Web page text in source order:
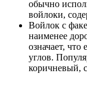
обычно
войлоки,
Войлок с
наименее
означает, что
углов.
коричневый,